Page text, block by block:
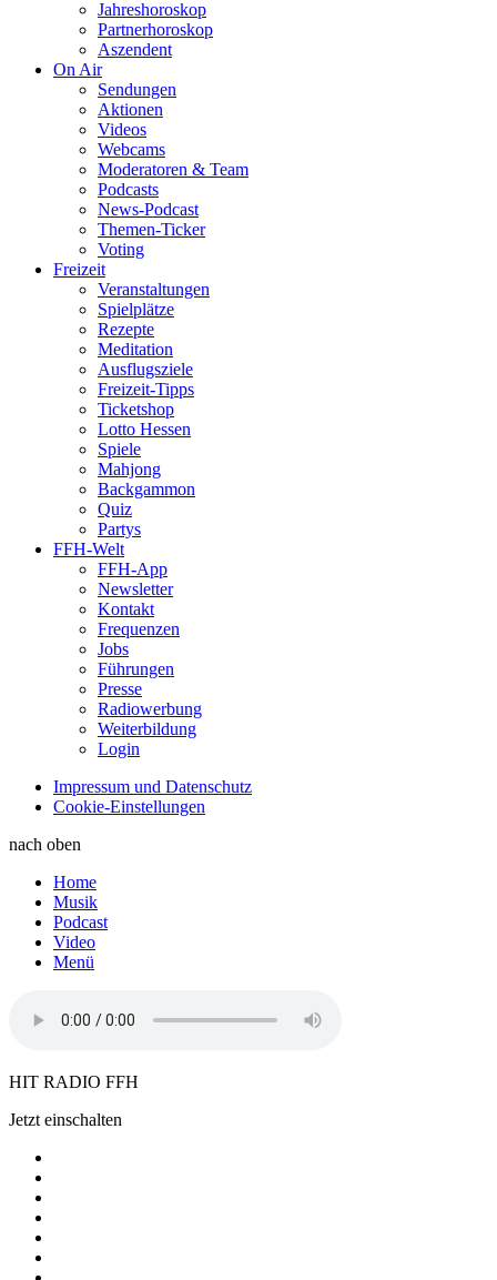
Jahreshoroskop
Partnerhoroskop
Aszendent
On Air
Sendungen
Aktionen
Videos
Webcams
Moderatoren & Team
Podcasts
News-Podcast
Themen-Ticker
Voting
Freizeit
Veranstaltungen
Spielplätze
Rezepte
Meditation
Ausflugsziele
Freizeit-Tipps
Ticketshop
Lotto Hessen
Spiele
Mahjong
Backgammon
Quiz
Partys
FFH-Welt
FFH-App
Newsletter
Kontakt
Frequenzen
Jobs
Führungen
Presse
Radiowerbung
Weiterbildung
Login
Impressum und Datenschutz
Cookie-Einstellungen
nach oben
Home
Musik
Podcast
Video
Menü
HIT RADIO FFH
Jetzt einschalten